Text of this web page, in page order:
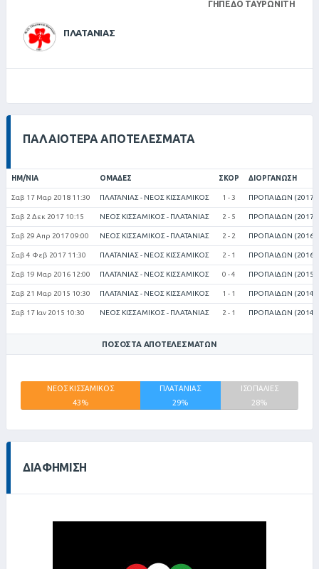
ΓΉΠΕΔΟ ΤΑΥΡΩΝΊΤΗ
ΠΛΑΤΑΝΙΑΣ
ΠΑΛΑΙΌΤΕΡΑ ΑΠΟΤΕΛΈΣΜΑΤΑ
ΗΜ/ΝΊΑ ΟΜΆΔΕΣ ΣΚΟΡ ΔΙΟΡΓΆΝΩΣΗ
Σαβ 17 Μαρ 2018 11:30 ΠΛΑΤΑΝΙΑΣ - ΝΕΟΣ ΚΙΣΣΑΜΙΚΟΣ 1 - 3 ΠΡΟΠΑΙΔΩΝ (2017-
Σαβ 2 Δεκ 2017 10:15 ΝΕΟΣ ΚΙΣΣΑΜΙΚΟΣ - ΠΛΑΤΑΝΙΑΣ 2 - 5 ΠΡΟΠΑΙΔΩΝ (2017-
Σαβ 29 Απρ 2017 09:00 ΝΕΟΣ ΚΙΣΣΑΜΙΚΟΣ - ΠΛΑΤΑΝΙΑΣ 2 - 2 ΠΡΟΠΑΙΔΩΝ (2016-
Σαβ 4 Φεβ 2017 11:30 ΠΛΑΤΑΝΙΑΣ - ΝΕΟΣ ΚΙΣΣΑΜΙΚΟΣ 2 - 1 ΠΡΟΠΑΙΔΩΝ (2016-
Σαβ 19 Μαρ 2016 12:00 ΠΛΑΤΑΝΙΑΣ - ΝΕΟΣ ΚΙΣΣΑΜΙΚΟΣ 0 - 4 ΠΡΟΠΑΙΔΩΝ (2015-
Σαβ 21 Μαρ 2015 10:30 ΠΛΑΤΑΝΙΑΣ - ΝΕΟΣ ΚΙΣΣΑΜΙΚΟΣ 1 - 1 ΠΡΟΠΑΙΔΩΝ (2014-
Σαβ 17 Ιαν 2015 10:30 ΝΕΟΣ ΚΙΣΣΑΜΙΚΟΣ - ΠΛΑΤΑΝΙΑΣ 2 - 1 ΠΡΟΠΑΙΔΩΝ (2014-
ΠΟΣΟΣΤΆ ΑΠΟΤΕΛΕΣΜΆΤΩΝ
ΝΕΟΣ ΚΙΣΣΑΜΙΚΟΣ
43%
ΠΛΑΤΑΝΙΑΣ
29%
ΙΣΟΠΑΛΙΕΣ
28%
ΔΙΑΦΉΜΙΣΗ